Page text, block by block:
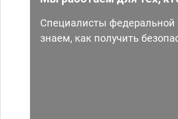
Специалисты федеральной
знаем, как получить